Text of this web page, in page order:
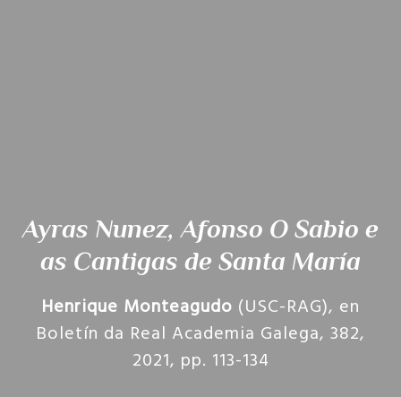
Ayras Nunez, Afonso O Sabio e
as Cantigas de Santa María
Henrique Monteagudo (USC-RAG), en
Boletín da Real Academia Galega, 382,
2021, pp. 113-134